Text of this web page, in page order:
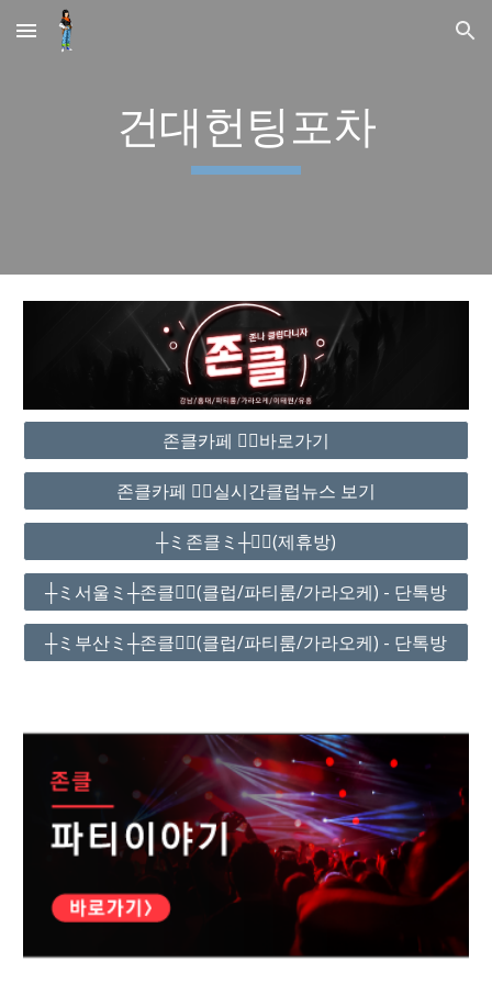
Skip to main content Skip to navigation
건대헌팅포차
존클카페 ❤️‍🔥바로가기
존클카페 ❤️‍🔥실시간클럽뉴스 보기
┼ミ존클ミ┼❤️‍🔥(제휴방)
┼ミ서울ミ┼존클❤️‍🔥(클럽/파티룸/가라오케) - 단톡방
┼ミ부산ミ┼존클❤️‍🔥(클럽/파티룸/가라오케) - 단톡방